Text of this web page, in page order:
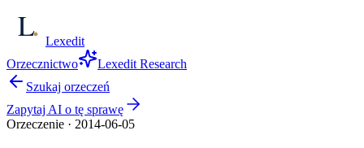
Lexedit
Orzecznictwo
Lexedit Research
Szukaj orzeczeń
Zapytaj AI o tę sprawę
Orzeczenie · 2014-06-05